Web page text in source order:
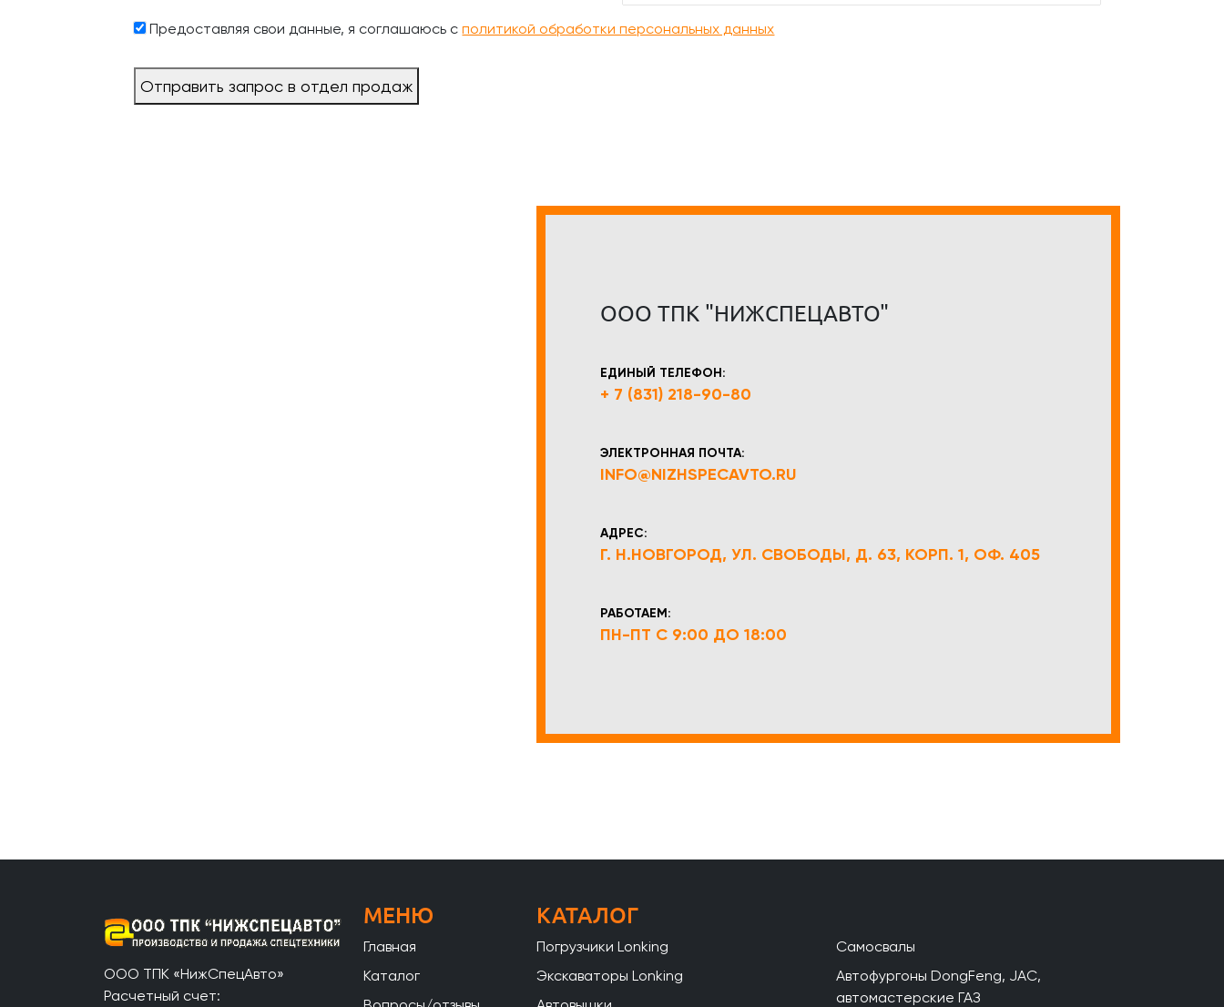
Предоставляя свои данные, я соглашаюсь сполитикой обработки персональных данных
Отправить запрос в отдел продаж
ООО ТПК "НИЖСПЕЦАВТО"
ЕДИНЫЙ ТЕЛЕФОН:
+ 7 (831) 218-90-80
ЭЛЕКТРОННАЯ ПОЧТА:
INFO@NIZHSPECAVTO.RU
АДРЕС:
Г. Н.НОВГОРОД, УЛ. СВОБОДЫ, Д. 63, КОРП. 1, ОФ. 405
РАБОТАЕМ:
ПН-ПТ С 9:00 ДО 18:00
ООО ТПК «НижСпецАвто»
Расчетный счет:
МЕНЮ
Главная
Каталог
КАТАЛОГ
Погрузчики Lonking
Экскаваторы Lonking
Самосвалы
Автофургоны DongFeng, JAC,
автомастерские ГАЗ